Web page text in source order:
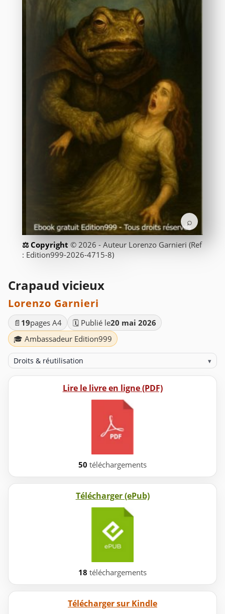
⌕
© 2026 - Auteur Lorenzo Garnieri (Ref
: Edition999-2026-4715-8)
Crapaud vicieux
Lorenzo Garnieri
📄 19pages A4 🗓️ Publié le20 mai 2026
🎓 Ambassadeur Edition999
Droits & réutilisation ▾
Lire le livre en ligne (PDF)
50 téléchargements
Télécharger (ePub)
18 téléchargements
Télécharger sur Kindle